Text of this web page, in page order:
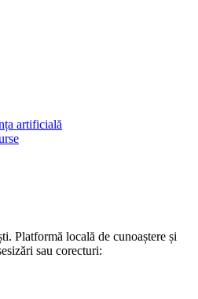
artificială
. Platformă locală de cunoaștere și
sau corecturi: